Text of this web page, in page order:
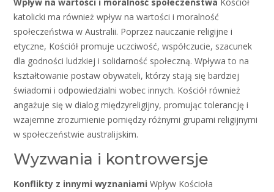
katolicki ma również wpływ na wartości i moralność
społeczeństwa w Australii. Poprzez nauczanie religijne i
etyczne, Kościół promuje uczciwość, współczucie, szacunek
dla godności ludzkiej i solidarność społeczną. Wpływa to na
kształtowanie postaw obywateli, którzy stają się bardziej
świadomi i odpowiedzialni wobec innych. Kościół również
angażuje się w dialog międzyreligijny, promując tolerancję i
wzajemne zrozumienie pomiędzy różnymi grupami religijnymi
w społeczeństwie australijskim.
Wyzwania i kontrowersje
Konflikty z innymi wyznaniami Wpływ Kościoła